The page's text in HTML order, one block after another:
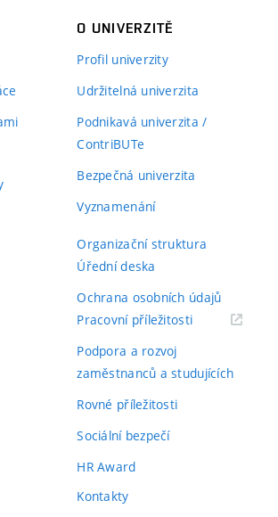
O UNIVERZITĚ
Profil univerzity
Udržitelná univerzita
Podnikavá univerzita /
ContriBUTe
Bezpečná univerzita
Vyznamenání
Organizační struktura
Úřední deska
Ochrana osobních údajů
Pracovní příležitosti(externí
Podpora a rozvoj
zaměstnanců a studujících
Rovné příležitosti
Sociální bezpečí
HR Award
Kontakty